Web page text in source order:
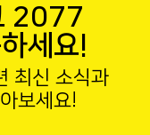
2077
세요!
최신 소식과
보세요!